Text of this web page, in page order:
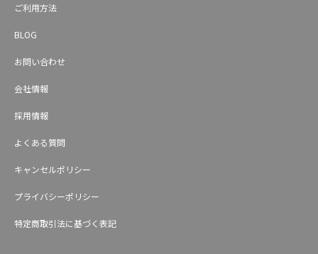
ご利用方法
BLOG
お問い合わせ
会社情報
採用情報
よくある質問
キャンセルポリシー
プライバシーポリシー
特定商取引法に基づく表記